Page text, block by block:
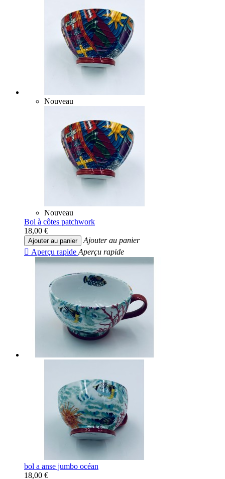
Nouveau
Nouveau
Bol à côtes patchwork
18,00 €
Ajouter au panier
Ajouter au panier
 Aperçu rapide Aperçu rapide
bol a anse jumbo océan
18,00 €